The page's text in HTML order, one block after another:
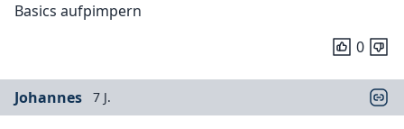
Basics aufpimpern
0
Johannes 7 J.